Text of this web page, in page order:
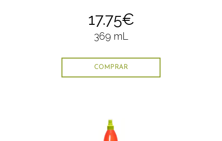
17.75€
369 mL
COMPRAR